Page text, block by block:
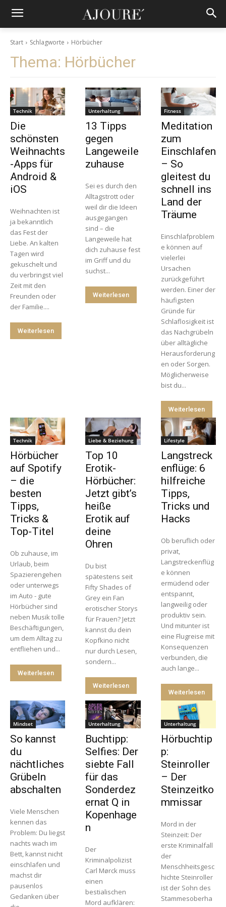
Start Schlagworte Hörbücher
Thema: Hörbücher
Technik
Die
schönsten
Weihnachts
-Apps für
Android &
iOS
Weihnachten ist
ja bekanntlich
das Fest der
Liebe. An kalten
Tagen wird
gekuschelt und
du verbringst viel
Zeit mit den
Freunden oder
der Familie....
Weiterlesen
Unterhaltung
13 Tipps
gegen
Langeweile
zuhause
Sei es durch den
Alltagstrott oder
weil dir die Ideen
ausgegangen
sind – die
Langeweile hat
dich zuhause fest
im Griff und du
suchst...
Weiterlesen
Fitness
Meditation
zum
Einschlafen
– So
gleitest du
schnell ins
Land der
Träume
Einschlafproblem
e können auf
vielerlei
Ursachen
zurückgeführt
werden. Einer der
häufigsten
Gründe für
Schlaflosigkeit ist
das Nachgrübeln
über alltägliche
Herausforderung
en oder Sorgen.
Möglicherweise
bist du...
Weiterlesen
Technik
Hörbücher
auf Spotify
– die
besten
Tipps,
Tricks &
Top-Titel
Ob zuhause, im
Urlaub, beim
Spazierengehen
oder unterwegs
im Auto - gute
Hörbücher sind
neben Musik tolle
Beschäftigungen,
um dem Alltag zu
entfliehen und...
Weiterlesen
Liebe & Beziehung
Top 10
Erotik-
Hörbücher:
Jetzt gibt’s
heiße
Erotik auf
deine
Ohren
Du bist
spätestens seit
Fifty Shades of
Grey ein Fan
erotischer Storys
für Frauen? Jetzt
kannst du dein
Kopfkino nicht
nur durch Lesen,
sondern...
Weiterlesen
Lifestyle
Langstreck
enflüge: 6
hilfreiche
Tipps,
Tricks und
Hacks
Ob beruflich oder
privat,
Langstreckenflüg
e können
ermüdend oder
entspannt,
langweilig oder
produktiv sein.
Und mitunter ist
eine Flugreise mit
Konsequenzen
verbunden, die
auch lange...
Weiterlesen
Mindset
So kannst
du
nächtliches
Grübeln
abschalten
Viele Menschen
kennen das
Problem: Du liegst
nachts wach im
Bett, kannst nicht
einschlafen und
machst dir
pausenlos
Gedanken über
Unterhaltung
Buchtipp:
Selfies: Der
siebte Fall
für das
Sonderdez
ernat Q in
Kopenhage
n
Der
Kriminalpolizist
Carl Mørck muss
einen
bestialischen
Mord aufklären:
Unterhaltung
Hörbuchtip
p:
Steinroller
– Der
Steinzeitko
mmissar
Mord in der
Steinzeit: Der
erste Kriminalfall
der
Menschheitsgesc
hichte Steinroller
ist der Sohn des
Stammesoberha